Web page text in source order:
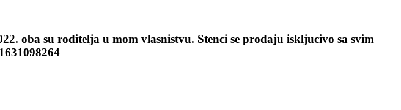
oba su roditelja u mom vlasnistvu. Stenci se prodaju iskljucivo sa svim